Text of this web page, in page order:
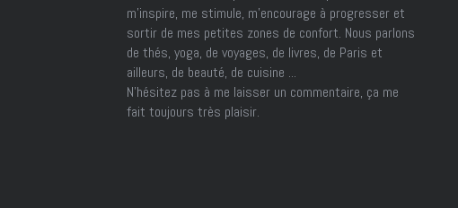
m'inspire, me stimule, m'encourage à progresser et
sortir de mes petites zones de confort. Nous parlons
de thés, yoga, de voyages, de livres, de Paris et
ailleurs, de beauté, de cuisine ...
N'hésitez pas à me laisser un commentaire, ça me
fait toujours très plaisir.